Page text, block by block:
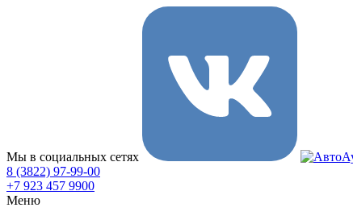
Мы в социальных сетях
8 (3822) 97-99-00
+7 923 457 9900
Меню